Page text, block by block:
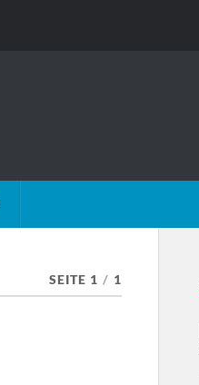
SEITE 1 / 1